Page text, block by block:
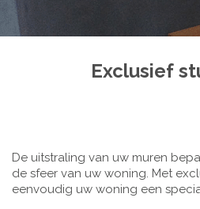
Exclusief
De uitstraling van uw muren
de sfeer van uw woning. Met
eenvoudig uw woning een